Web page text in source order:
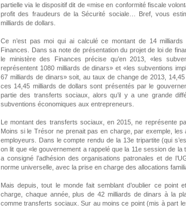
partielle via le dispositif dit de «mise en conformité fiscale
profit des fraudeurs de la Sécurité sociale… Bref, vous
milliards de dollars.
Ce n’est pas moi qui ai calculé ce montant de 14
Finances. Dans sa note de présentation du projet de loi de
le ministère des Finances précise qu’en 2013, «les
représentent 1080 milliards de dinars» et «les subventions
67 milliards de dinars» soit, au taux de change de 2013,
ces 14,45 milliards de dollars sont présentés par le
partie des transferts sociaux, alors qu’il y a une grande
subventions économiques aux entrepreneurs.
Le montant des transferts sociaux, en 2015, ne représente
Moins si le Trésor ne prenait pas en charge, par exemple, les
employeurs. Dans le compte rendu de la 13e tripartite (qui
on lit que «le gouvernement a rappelé que la 11e session de
a consigné l’adhésion des organisations patronales et de
norme universelle, avec la prise en charge des allocations
Mais depuis, tout le monde fait semblant d’oublier ce point
charge, chaque année, plus de 42 milliards de dinars à la
comme transferts sociaux. Sur au moins ce point (mis à part